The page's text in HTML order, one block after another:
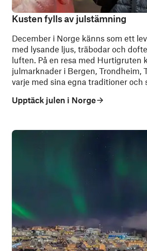
Kusten fylls av julstämning
December i Norge känns som ett
med lysande ljus, träbodar och
luften. På en resa med Hurtigruten
julmarknader i Bergen, Trondheim,
varje med sina egna traditioner och
Upptäck julen i Norge